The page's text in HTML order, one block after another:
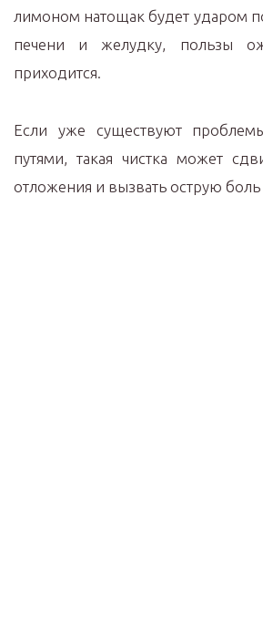
лимоном натощак будет ударом
печени и желудку, пользы
приходится.
Если уже существуют
путями, такая чистка может
отложения и вызвать острую